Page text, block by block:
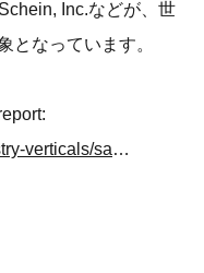
Inc.などが、世
となっています。
https://www.reportocean.com/industry-verticals/sample-request?report_id=BWCC51